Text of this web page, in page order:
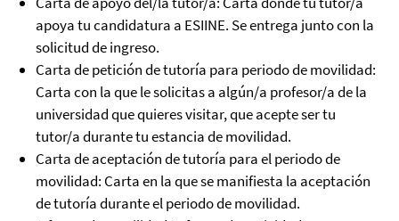
apoya tu candidatura a ESIINE. Se entrega junto con la
solicitud de ingreso.
Carta de petición de tutoría para periodo de movilidad:
Carta con la que le solicitas a algún/a profesor/a de la
universidad que quieres visitar, que acepte ser tu
tutor/a durante tu estancia de movilidad.
Carta de aceptación de tutoría para el periodo de
movilidad: Carta en la que se manifiesta la aceptación
de tutoría durante el periodo de movilidad.